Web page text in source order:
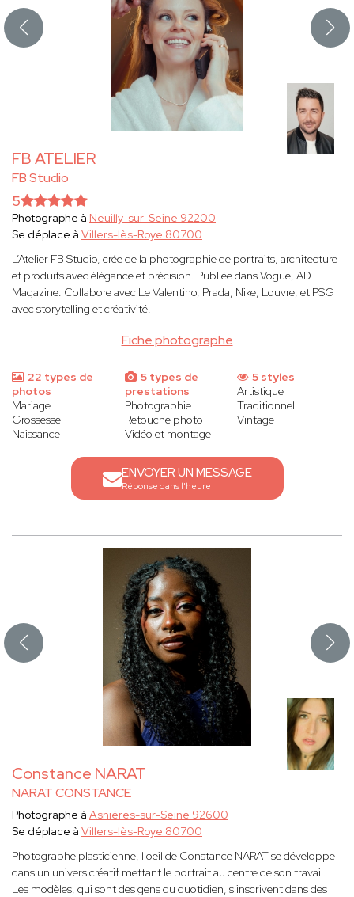
FB ATELIER
FB Studio
Fiche photographe
5
Photographe à Neuilly-sur-Seine 92200
Se déplace à Villers-lès-Roye 80700
L’Atelier FB Studio, crée de la photographie de portraits, architecture
et produits avec élégance et précision. Publiée dans Vogue, AD
Magazine. Collabore avec Le Valentino, Prada, Nike, Louvre, et PSG
avec storytelling et créativité.
22 types de
photos
Mariage
Grossesse
Naissance
5 types de
prestations
Photographie
Retouche photo
Vidéo et montage
5 styles
Artistique
Traditionnel
Vintage
ENVOYER UN MESSAGE
Réponse dans l'heure
Constance NARAT
NARAT CONSTANCE
Photographe à Asnières-sur-Seine 92600
Se déplace à Villers-lès-Roye 80700
Photographe plasticienne, l'oeil de Constance NARAT se développe
dans un univers créatif mettant le portrait au centre de son travail.
Les modèles, qui sont des gens du quotidien, s'inscrivent dans des